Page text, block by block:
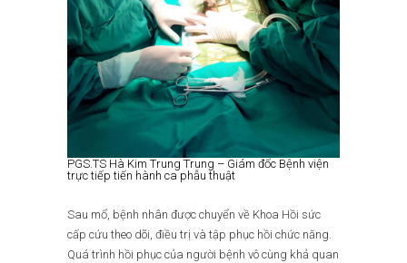
PGS.TS Hà Kim Trung Trung – Giám đốc Bệnh viện
trực tiếp tiến hành ca phẫu thuật
Sau mổ, bệnh nhân được chuyển về Khoa Hồi sức
cấp cứu theo dõi, điều trị và tập phục hồi chức năng.
Quá trình hồi phục của người bệnh vô cùng khả quan